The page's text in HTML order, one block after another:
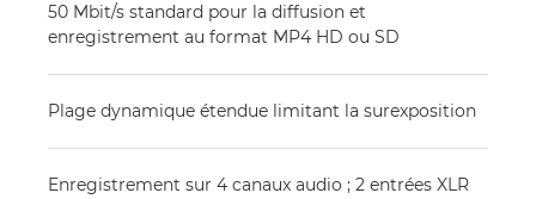
50 Mbit/s standard pour la diffusion et
enregistrement au format MP4 HD ou SD
Plage dynamique étendue limitant la surexposition
Enregistrement sur 4 canaux audio ; 2 entrées XLR